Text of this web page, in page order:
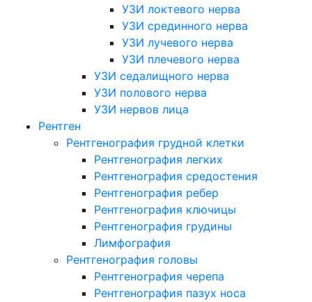
УЗИ локтевого нерва
УЗИ срединного нерва
УЗИ лучевого нерва
УЗИ плечевого нерва
УЗИ седалищного нерва
УЗИ полового нерва
УЗИ нервов лица
Рентген
Рентгенография грудной клетки
Рентгенография легких
Рентгенография средостения
Рентгенография ребер
Рентгенография ключицы
Рентгенография грудины
Лимфография
Рентгенография головы
Рентгенография черепа
Рентгенография пазух носа